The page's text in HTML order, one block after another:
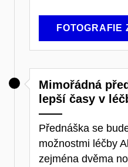
FOTOGRAFIE
Mimořádná
lepší časy v
Přednáška se
možnostmi léčby
zejména dvěma